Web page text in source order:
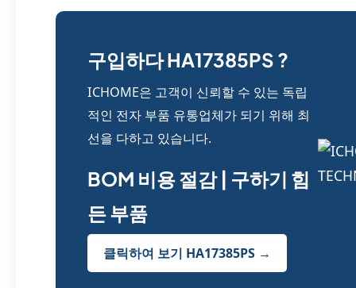
구입하다 HA17385PS ?
ICHOME은 고객이 신뢰할 수 있는 독립
적인 전자 부품 유통업체가 되기 위해 최
선을 다하고 있습니다.
BOM 비용 절감 | 구하기 힘
든 부품
클릭하여 보기 HA17385PS →